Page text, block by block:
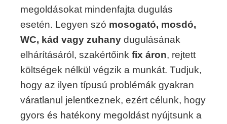
megoldásokat mindenfajta dugulás
esetén. Legyen szó mosogató, mosdó,
WC, kád vagy zuhany dugulásának
elhárításáról, szakértőink fix áron, rejtett
költségek nélkül végzik a munkát. Tudjuk,
hogy az ilyen típusú problémák gyakran
váratlanul jelentkeznek, ezért célunk, hogy
gyors és hatékony megoldást nyújtsunk a